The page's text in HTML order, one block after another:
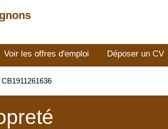
Voir les offres d'emploi Déposer un CV